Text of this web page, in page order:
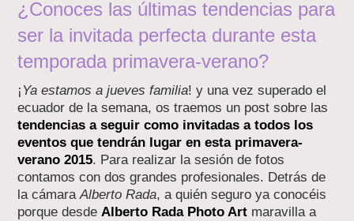
¿Conoces las últimas tendencias para
ser la invitada perfecta durante esta
temporada primavera-verano?
¡ Ya estamos a jueves familia! y una vez superado el
ecuador de la semana, os traemos un post sobre las
tendencias a seguir como invitadas a todos los
eventos que tendrán lugar en esta primavera-
verano 2015. Para realizar la sesión de fotos
contamos con dos grandes profesionales. Detrás de
la cámaraAlberto Rada, a quién seguro ya conocéis
porque desdeAlberto Rada Photo Art maravilla a